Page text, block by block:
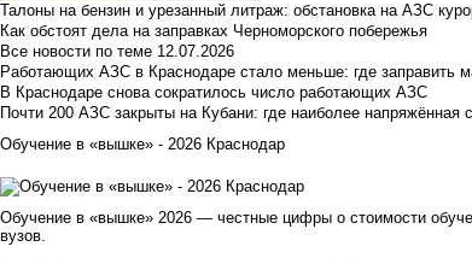
Талоны на бензин и урезанный литраж: обстановка на АЗС
Как обстоят дела на заправках Черноморского побережья
Все новости по теме 12.07.2026
Работающих АЗС в Краснодаре стало меньше: где заправить
В Краснодаре снова сократилось число работающих АЗС
Почти 200 АЗС закрыты на Кубани: где наиболее напряжённая
Обучение в «вышке» - 2026 Краснодар
Обучение в «вышке» 2026 — честные цифры о стоимости
вузов.